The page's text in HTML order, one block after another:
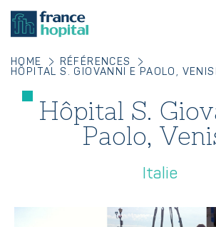
HOME
RÉFÉRENCES
HÔPITAL S. GIOVANNI E PAOLO,
Hôpital S.
Paolo,
Italie